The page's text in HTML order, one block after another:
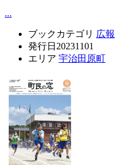
...
ブックカテゴリ 広報
発行日 20231101
エリア 宇治田原町